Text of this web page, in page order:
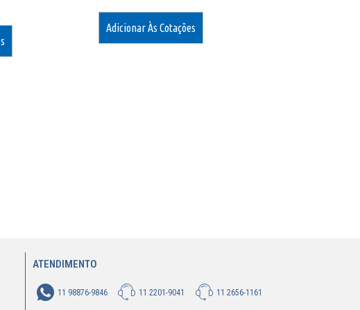
Adicionar Às Cotações
ATENDIMENTO
11 98876-9846 11 2201-9041 11 2656-1161